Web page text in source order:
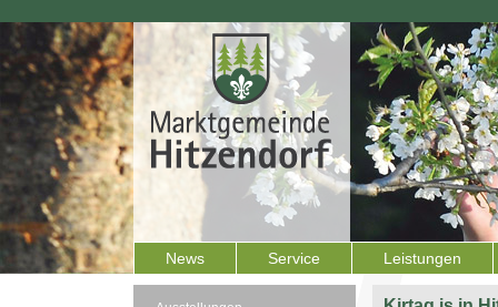
News Service Leistungen